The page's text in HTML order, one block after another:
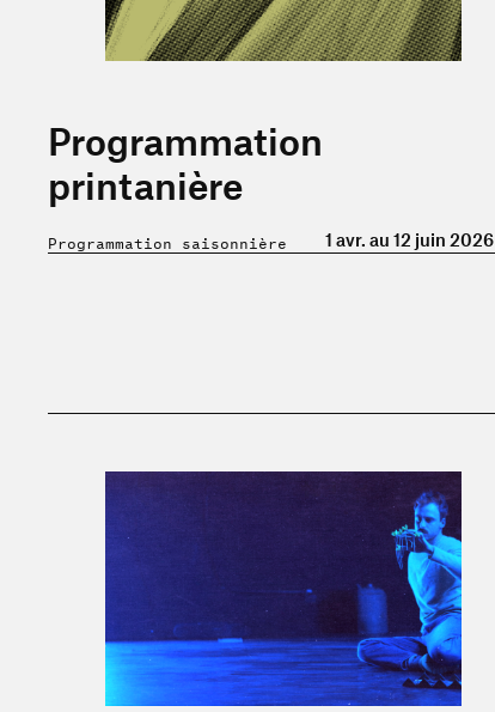
Programmation
printanière
Programmation saisonnière 1 avr. au 12 juin 2026